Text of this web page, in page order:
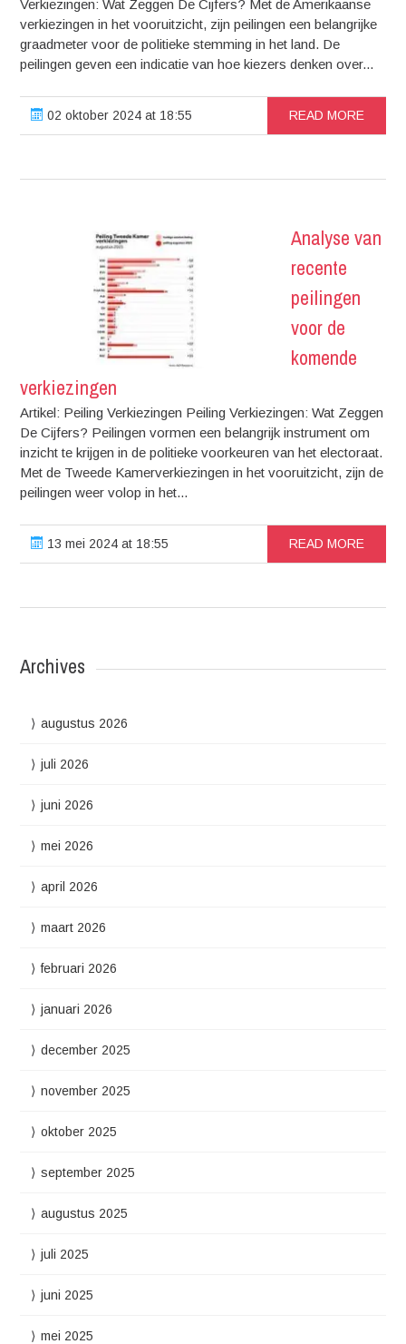
Verkiezingen: Wat Zeggen De Cijfers? Met de Amerikaanse
verkiezingen in het vooruitzicht, zijn peilingen een belangrijke
graadmeter voor de politieke stemming in het land. De
peilingen geven een indicatie van hoe kiezers denken over...
02 oktober 2024 at 18:55 READ MORE
Analyse van
recente
peilingen
voor de
komende
verkiezingen
Artikel: Peiling Verkiezingen Peiling Verkiezingen: Wat Zeggen
De Cijfers? Peilingen vormen een belangrijk instrument om
inzicht te krijgen in de politieke voorkeuren van het electoraat.
Met de Tweede Kamerverkiezingen in het vooruitzicht, zijn de
peilingen weer volop in het...
13 mei 2024 at 18:55 READ MORE
Archives
augustus 2026
juli 2026
juni 2026
mei 2026
april 2026
maart 2026
februari 2026
januari 2026
december 2025
november 2025
oktober 2025
september 2025
augustus 2025
juli 2025
juni 2025
mei 2025